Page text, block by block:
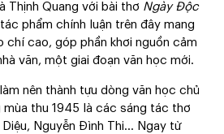
Thịnh Quang với bài thơ Ngày Độc
phẩm chính luận trên đây mang
chí cao, góp phần khơi nguồn cảm
văn, một giai đoạn văn học mới.
nên thành tựu dòng văn học chủ
mùa thu 1945 là các sáng tác thơ
Diệu, Nguyễn Đình Thi… Ngay từ